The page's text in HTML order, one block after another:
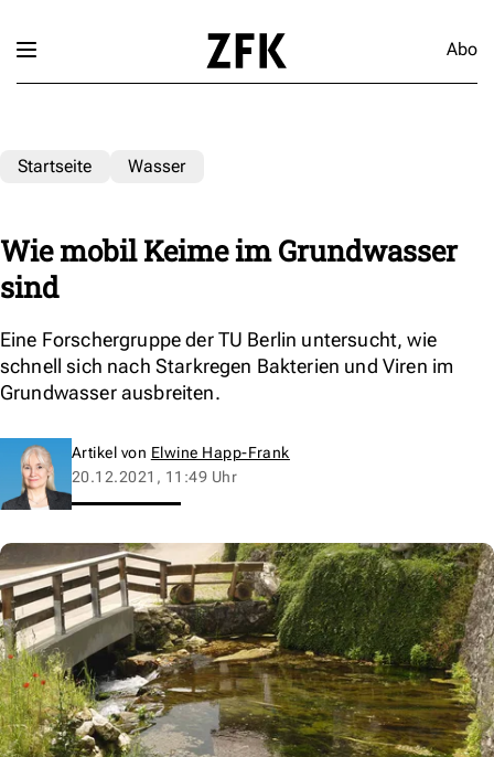
Abo
Startseite Wasser
Wie mobil Keime im Grundwasser
sind
Eine Forschergruppe der TU Berlin untersucht, wie
schnell sich nach Starkregen Bakterien und Viren im
Grundwasser ausbreiten.
Artikel von Elwine Happ-Frank
20.12.2021, 11:49 Uhr